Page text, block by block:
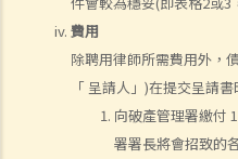
費用
除聘用律師所需費用外，
「 呈請人」)在提交呈請
向破產管理署繳付
署署長將會招致的
1. ABC銀行可否於現階段提出破產
2.如法定要求償債書不能送交到T
書，ABC銀行可採取甚麼行動？
3. 除必須有效地將法定要求償債
條件才可提交破產呈請書？